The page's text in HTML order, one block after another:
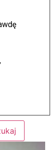
,